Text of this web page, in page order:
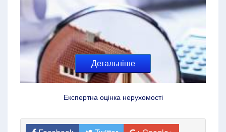
Детальніше
Експертна оцінка нерухомості